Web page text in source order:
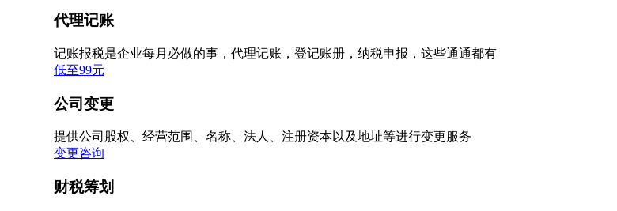
代理记账
记账报税是企业每月必做的事，代理记账，登记账册，纳税申报，这些通通都有
低至99元
公司变更
提供公司股权、经营范围、名称、法人、注册资本以及地址等进行变更服务
变更咨询
财税筹划